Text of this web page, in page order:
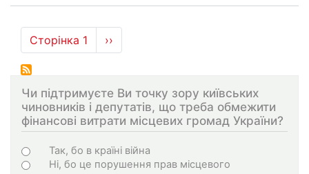
Розбивка
на
сторінки
Сторінка 1
Наступна
сторінка
››
Чи підтримуєте Ви точку зору київських
чиновників і депутатів, що треба обмежити
фінансові витрати місцевих громад України?
Варіанти
Так, бо в країні війна
Ні, бо це порушення прав місцевого